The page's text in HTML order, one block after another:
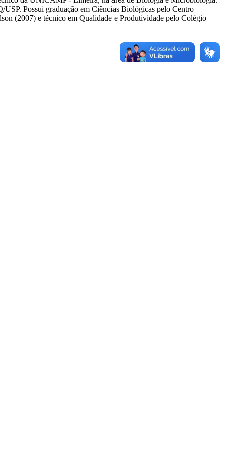
Possui graduação em Ciências Biológicas pelo Centro
(2007) e técnico em Qualidade e Produtividade pelo Colégio